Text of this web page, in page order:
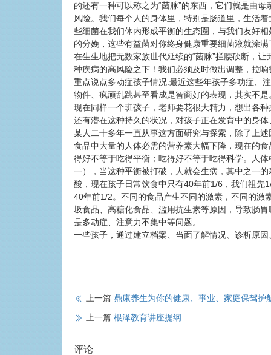
的还有一种可以称之为“菌脉”的东西，它们就是由
风险。我们每个人的身体里，特别是肠道里，生活
些细菌在我们体内形成平衡的生态圈，与我们友好
的分娩，这些有益菌对你终身健康重要细菌液就涂
在生生地把无数家族世代延续的“菌脉”拦腰砍断，
种疾病的高风险之下！我们必须及时做出调整，拉响
重点说点多动症孩子情况:最近这些年孩子多功症、
物件、疯顽乱跳甚至看成是智商好的表现，其实不
现在同样一个班孩子，老师要花很大精力，想出各
还有潜在这种持久的状况，对孩子正在发育中的身体
某人二十多年一直从事这方面研究与探索，除了上
食品中大量的人体必需的营养素大幅下降，现在的
得好不等于吃得平衡；吃得好不等于吃得科学。人
一），当这种平衡被打破，人就会生病，其中之一
酸，现在孩子日常饮食中只有40年前1/6，我们祖
40年前1/2。不同的食品产生不同的激素，不同的激
圾食品、高糖化食品、滥用抗生素等原因，导致肠
是多动症、注意力不集中等问题。
一些孩子，通过建立档案、当面了解情况、诊析原因
上一篇 鼎康养生为你的健康、事业、家庭保驾护
上一篇 根泽教育讲座提纲
评论